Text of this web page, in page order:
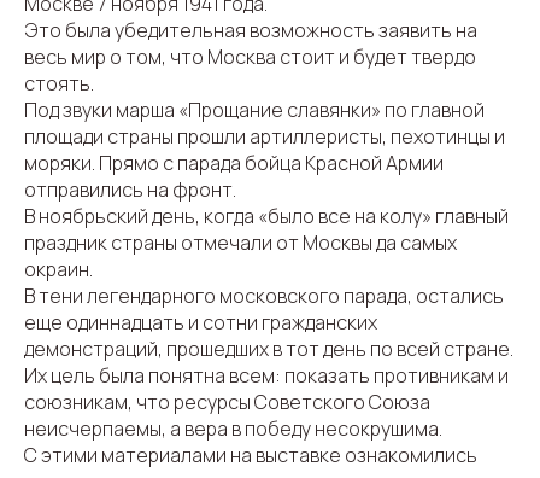
Это была убедительная возможность заявить на
весь мир о том, что Москва стоит и будет твердо
стоять.
Под звуки марша «Прощание славянки» по главной
площади страны прошли артиллеристы, пехотинцы и
моряки. Прямо с парада бойца Красной Армии
отправились на фронт.
В ноябрьский день, когда «было все на колу» главный
праздник страны отмечали от Москвы да самых
окраин.
В тени легендарного московского парада, остались
еще одиннадцать и сотни гражданских
демонстраций, прошедших в тот день по всей стране.
Их цель была понятна всем: показать противникам и
союзникам, что ресурсы Советского Союза
неисчерпаемы, а вера в победу несокрушима.
С этими материалами на выставке ознакомились